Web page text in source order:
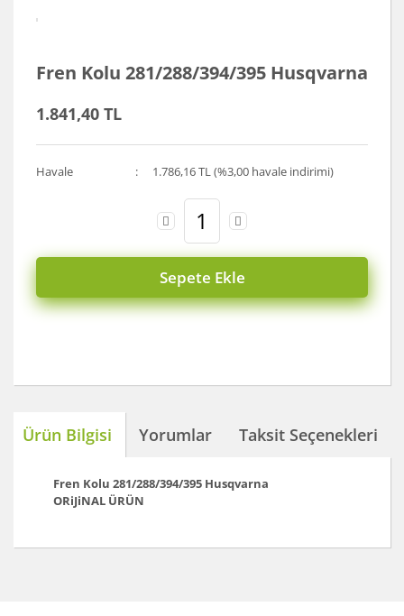
Fren Kolu 281/288/394/395 Husqvarna
1.841,40 TL
Havale 1.786,16 TL (%3,00 havale indirimi)
Sepete Ekle
Ürün Bilgisi Yorumlar Taksit Seçenekleri
Fren Kolu 281/288/394/395 Husqvarna
ORiJiNAL ÜRÜN